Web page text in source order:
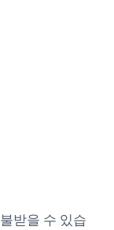
받을 수 있습